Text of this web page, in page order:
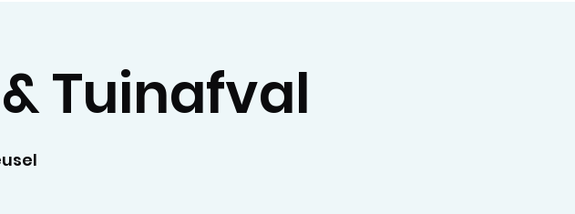
Tuinafval